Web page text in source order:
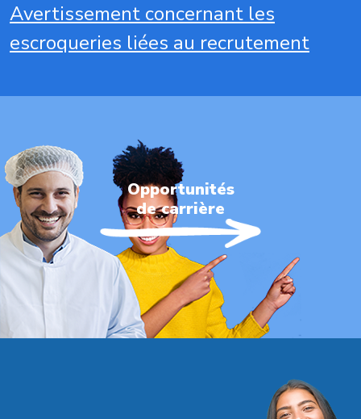
Avertissement concernant les
escroqueries liées au recrutement
Opportunités
de carrière